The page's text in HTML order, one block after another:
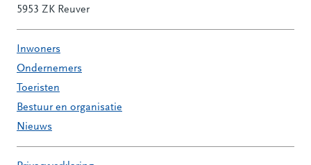
5953 ZK Reuver
Inwoners
Ondernemers
Toeristen
Bestuur en organisatie
Nieuws